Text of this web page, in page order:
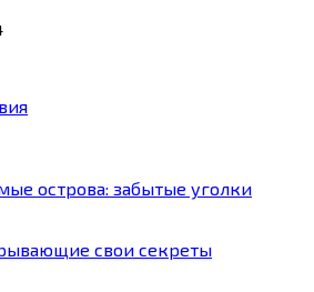
острова: забытые уголки
свои секреты